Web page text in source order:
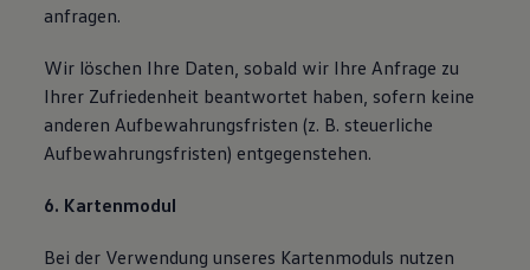
anfragen.
Wir löschen Ihre Daten, sobald wir Ihre Anfrage zu
Ihrer Zufriedenheit beantwortet haben, sofern keine
anderen Aufbewahrungsfristen (z. B. steuerliche
Aufbewahrungsfristen) entgegenstehen.
6. Kartenmodul
Bei der Verwendung unseres Kartenmoduls nutzen